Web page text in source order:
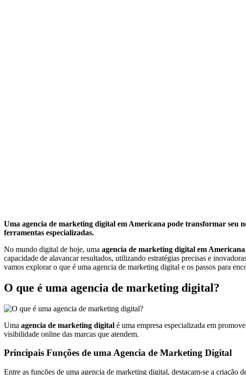
Uma agencia de marketing digital em Americana pode transformar seu
ferramentas especializadas.
No mundo digital de hoje, uma agencia de marketing digital em Americana
capacidade de alavancar resultados, utilizando estratégias precisas e
vamos explorar o que é uma agencia de marketing digital e os passos para
O que é uma agencia de marketing digital?
Uma agencia de marketing digital é uma empresa especializada em
visibilidade online das marcas que atendem.
Principais Funções de uma Agencia de Marketing Digital
Entre as funções de uma agencia de marketing digital, destacam-se a criação